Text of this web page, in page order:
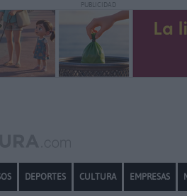
PUBLICIDAD
DEPORTES CULTURA EMPRESAS